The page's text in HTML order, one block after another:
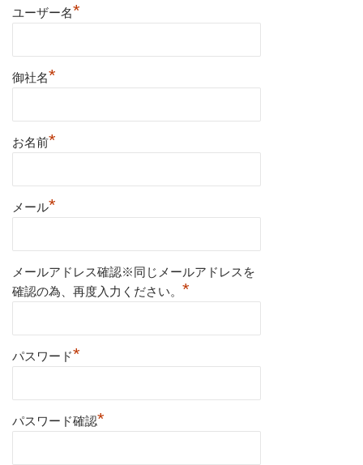
ユーザー名*
御社名*
お名前*
メール*
メールアドレス確認※同じメールアドレスを
確認の為、再度入力ください。 *
パスワード*
パスワード確認*